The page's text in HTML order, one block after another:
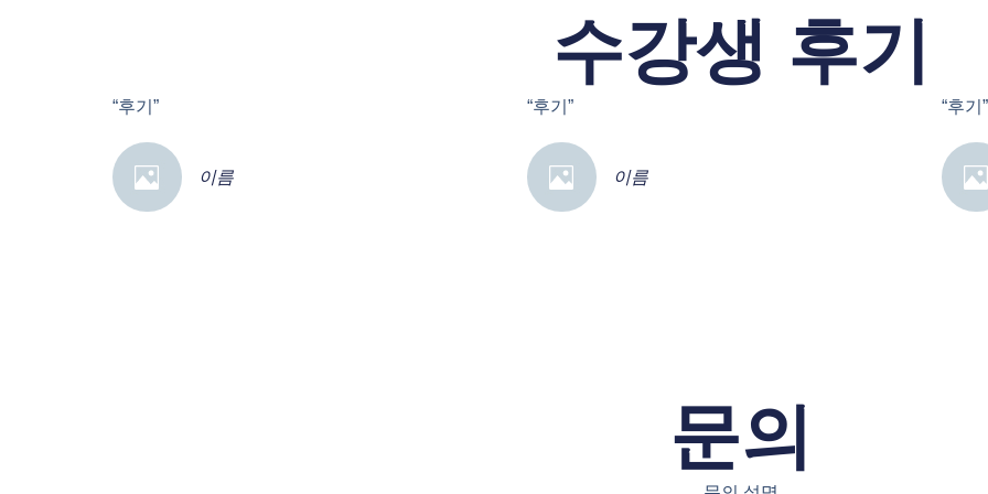
수강생 후기
“후기”
이름
“후기”
이름
“후기”
문의